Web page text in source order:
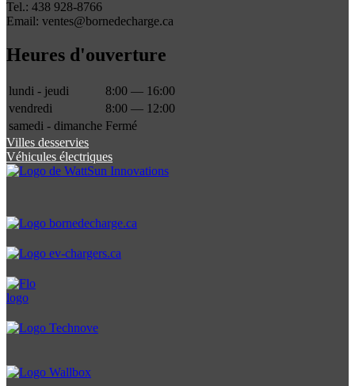
Tel.: 438 928-8766
Email: ventes@bornedecharge.ca
Heures d'ouverture
lundi - jeudi
8:00 — 16:00
vendredi
8:00 — 12:00
samedi - dimanche Fermé
Villes desservies
Véhicules électriques